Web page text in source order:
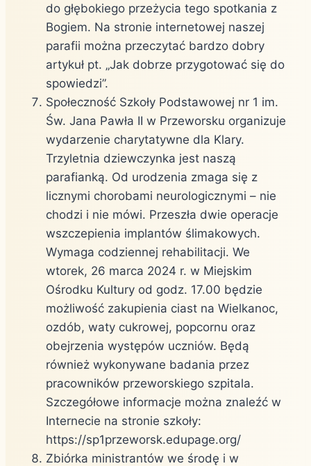
do głębokiego przeżycia tego spotkania z
Bogiem. Na stronie internetowej naszej
parafii można przeczytać bardzo dobry
artykuł pt. „Jak dobrze przygotować się do
spowiedzi”.
Społeczność Szkoły Podstawowej nr 1 im.
Św. Jana Pawła II w Przeworsku organizuje
wydarzenie charytatywne dla Klary.
Trzyletnia dziewczynka jest naszą
parafianką. Od urodzenia zmaga się z
licznymi chorobami neurologicznymi – nie
chodzi i nie mówi. Przeszła dwie operacje
wszczepienia implantów ślimakowych.
Wymaga codziennej rehabilitacji. We
wtorek, 26 marca 2024 r. w Miejskim
Ośrodku Kultury od godz. 17.00 będzie
możliwość zakupienia ciast na Wielkanoc,
ozdób, waty cukrowej, popcornu oraz
obejrzenia występów uczniów. Będą
również wykonywane badania przez
pracowników przeworskiego szpitala.
Szczegółowe informacje można znaleźć w
Internecie na stronie szkoły:
https://sp1przeworsk.edupage.org/
Zbiórka ministrantów we środę i w